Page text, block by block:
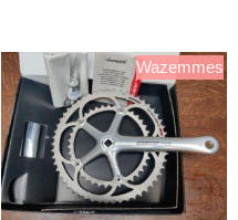
Wazemmes